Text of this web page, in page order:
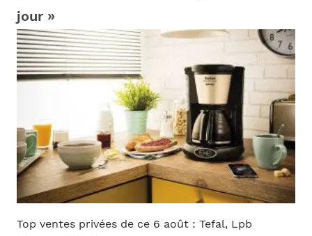
jour »
Top ventes privées de ce 6 août : Tefal, Lpb